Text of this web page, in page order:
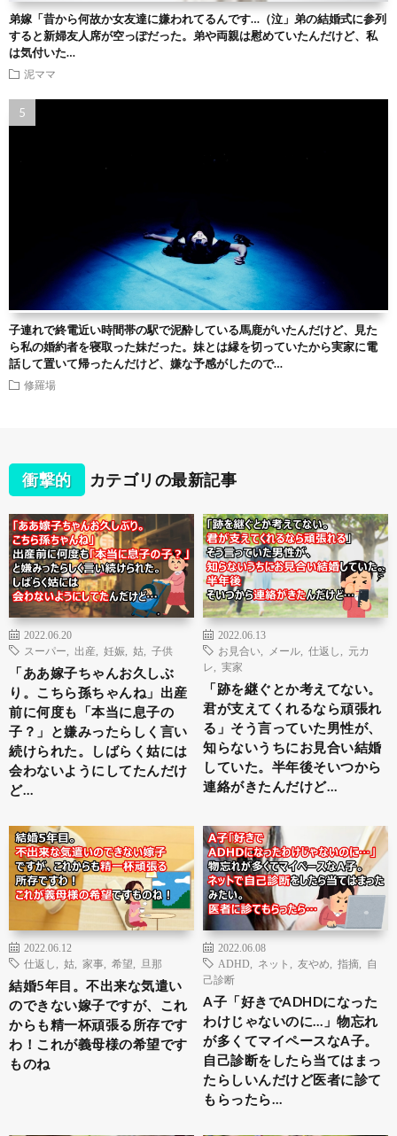
弟嫁「昔から何故か女友達に嫌われてるんです…（泣」弟の結婚式に参列
すると新婦友人席が空っぽだった。弟や両親は慰めていたんだけど、私
は気付いた…
泥ママ
子連れで終電近い時間帯の駅で泥酔している馬鹿がいたんだけど、見た
ら私の婚約者を寝取った妹だった。妹とは縁を切っていたから実家に電
話して置いて帰ったんだけど、嫌な予感がしたので…
修羅場
衝撃的 カテゴリの最新記事
2022.06.20
スーパー
出産 妊娠 姑 子供
「ああ嫁子ちゃんお久しぶ
り。こちら孫ちゃんね」出産
前に何度も「本当に息子の
子？」と嫌みったらしく言い
続けられた。しばらく姑には
会わないようにしてたんだけ
ど…
2022.06.13
お見合い
メール 仕返し
元カ
レ
実家
「跡を継ぐとか考えてない。
君が支えてくれるなら頑張れ
る」そう言っていた男性が、
知らないうちにお見合い結婚
していた。半年後そいつから
連絡がきたんだけど…
2022.06.12
仕返し
姑 家事 希望 旦那
結婚5年目。不出来な気遣い
のできない嫁子ですが、これ
からも精一杯頑張る所存です
わ！これが義母様の希望です
ものね
2022.06.08
ADHD
ネット 友やめ 指摘
自
己診断
A子「好きでADHDになった
わけじゃないのに…」物忘れ
が多くてマイペースなA子。
自己診断をしたら当てはまっ
たらしいんだけど医者に診て
もらったら…